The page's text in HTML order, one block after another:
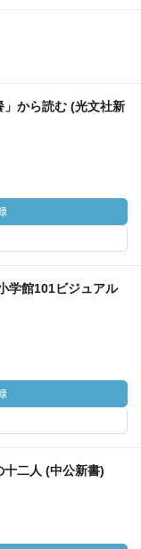
から読む (光文社新
学館101ビジュアル
二人 (中公新書)